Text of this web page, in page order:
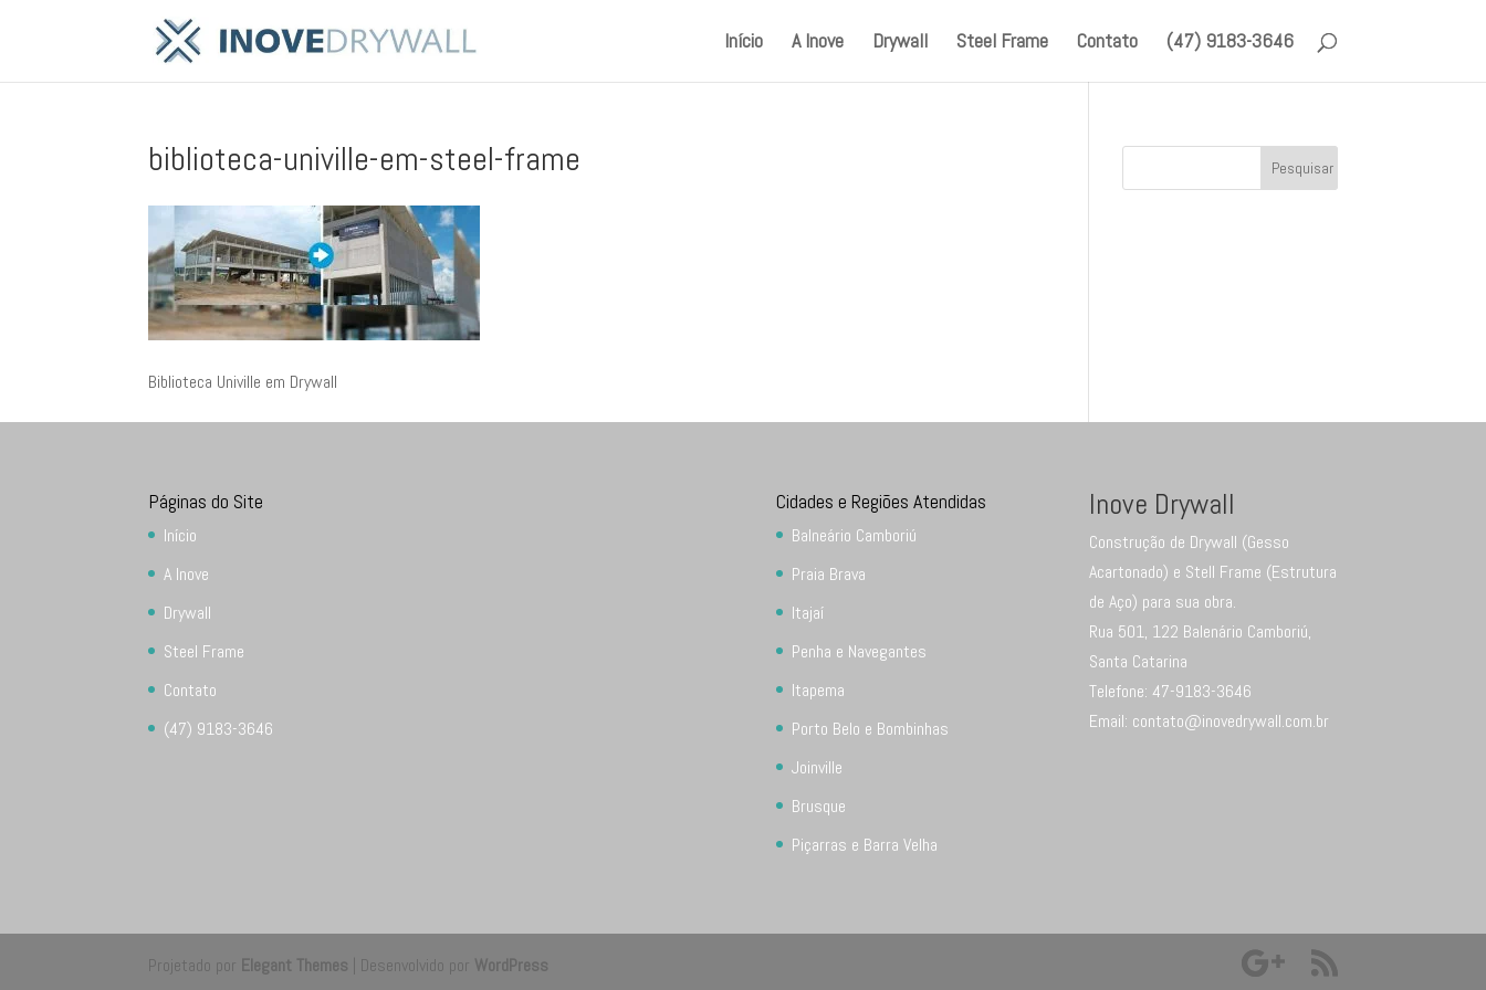
Início A Inove Drywall Steel Frame Contato (47) 9183-3646
biblioteca-univille-em-steel-frame
Biblioteca Univille em Drywall
Páginas do Site
Início
A Inove
Drywall
Steel Frame
Contato
(47) 9183-3646
Cidades e Regiões Atendidas
Balneário Camboriú
Praia Brava
Itajaí
Penha e Navegantes
Itapema
Porto Belo e Bombinhas
Joinville
Brusque
Piçarras e Barra Velha
Inove Drywall
Construção de Drywall (Gesso
Acartonado) e Stell Frame (Estrutura
de Aço) para sua obra.
Rua 501, 122 Balenário Camboriú,
Santa Catarina
Telefone:47-9183-3646
Email: contato@inovedrywall.com.br
Projetado por Elegant Themes | Desenvolvido por WordPress